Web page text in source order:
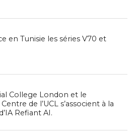
en Tunisie les séries V70 et
College London et le
de l’UCL s’associent à la
Refiant AI.